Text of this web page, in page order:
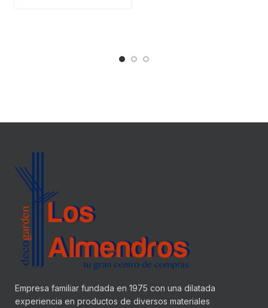
Empresa familiar fundada en 1975 con una dilatada
experiencia en productos de diversos materiales